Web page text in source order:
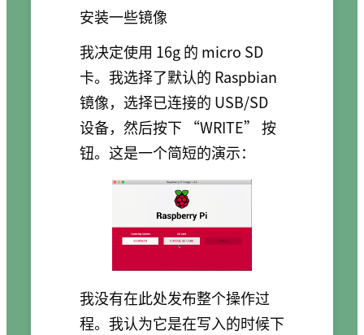
安装一些镜像
我决定使用 16g 的 micro SD
卡。我选择了默认的 Raspbian
镜像，选择已连接的 USB/SD
设备，然后按下 “WRITE” 按
钮。这是一个简短的演示：
我没有在此处发布整个操作过
程。我认为它是在写入的时候下